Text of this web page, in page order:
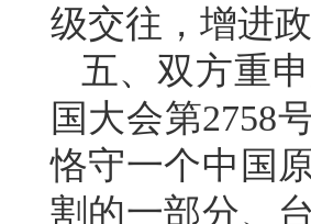
级交往，增进
五、双方重
国大会第2758
恪守一个中国
割的一部分、